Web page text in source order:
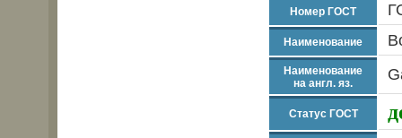
Номер ГОСТ
Наименование
Наименование
на англ. яз.
Статус ГОСТ